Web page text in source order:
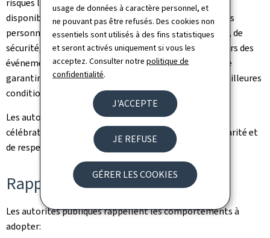
usage de données à caractère personnel, et
ne pouvant pas être refusés. Des cookies non
essentiels sont utilisés à des fins statistiques
et seront activés uniquement si vous les
acceptez. Consulter notrepolitique de
confidentialité.
J'ACCEPTE
JE REFUSE
GÉRER LES COOKIES
risques liés à la chaleur, à l'information du public, à la
disponibilité de points d'eau ainsi qu'à la protection des
personnes les plus vulnérables. Les services de secours, de
sécurité, les autorités locales ainsi que les organisateurs des
événements travaillent en étroite coordination afin de
garantir le bon déroulement des festivités dans les meilleures
conditions de sécurité possibles.
Les autorités invitent la population à profiter des
célébrations dans un esprit de responsabilité, de solidarité et
de respect mutuel.
Rappel des recommandations
Les autorités publiques rappellent les comportements à
adopter: